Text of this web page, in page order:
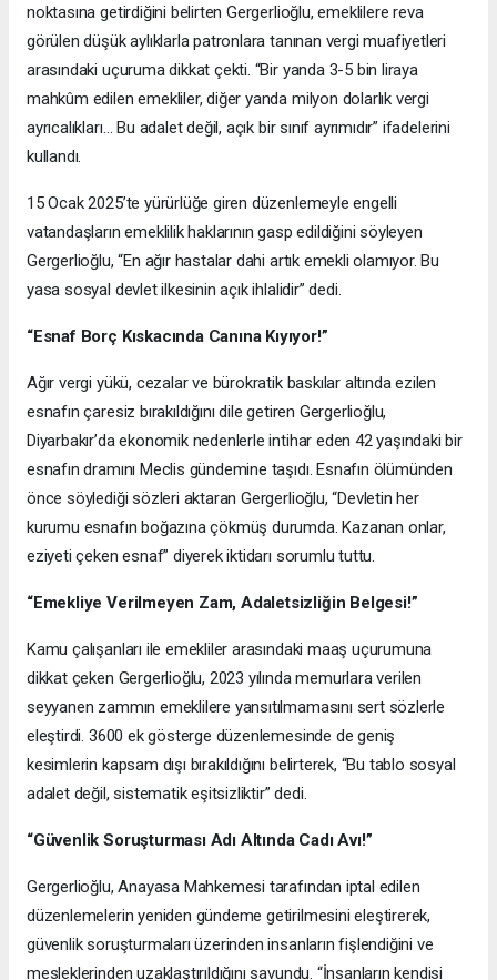
noktasına getirdiğini belirten Gergerlioğlu, emeklilere reva
görülen düşük aylıklarla patronlara tanınan vergi muafiyetleri
arasındaki uçuruma dikkat çekti. “Bir yanda 3-5 bin liraya
mahkûm edilen emekliler, diğer yanda milyon dolarlık vergi
ayrıcalıkları… Bu adalet değil, açık bir sınıf ayrımıdır” ifadelerini
kullandı.
15 Ocak 2025’te yürürlüğe giren düzenlemeyle engelli
vatandaşların emeklilik haklarının gasp edildiğini söyleyen
Gergerlioğlu, “En ağır hastalar dahi artık emekli olamıyor. Bu
yasa sosyal devlet ilkesinin açık ihlalidir” dedi.
“Esnaf Borç Kıskacında Canına Kıyıyor!”
Ağır vergi yükü, cezalar ve bürokratik baskılar altında ezilen
esnafın çaresiz bırakıldığını dile getiren Gergerlioğlu,
Diyarbakır’da ekonomik nedenlerle intihar eden 42 yaşındaki bir
esnafın dramını Meclis gündemine taşıdı. Esnafın ölümünden
önce söylediği sözleri aktaran Gergerlioğlu, “Devletin her
kurumu esnafın boğazına çökmüş durumda. Kazanan onlar,
eziyeti çeken esnaf” diyerek iktidarı sorumlu tuttu.
“Emekliye Verilmeyen Zam, Adaletsizliğin Belgesi!”
Kamu çalışanları ile emekliler arasındaki maaş uçurumuna
dikkat çeken Gergerlioğlu, 2023 yılında memurlara verilen
seyyanen zammın emeklilere yansıtılmamasını sert sözlerle
eleştirdi. 3600 ek gösterge düzenlemesinde de geniş
kesimlerin kapsam dışı bırakıldığını belirterek, “Bu tablo sosyal
adalet değil, sistematik eşitsizliktir” dedi.
“Güvenlik Soruşturması Adı Altında Cadı Avı!”
Gergerlioğlu, Anayasa Mahkemesi tarafından iptal edilen
düzenlemelerin yeniden gündeme getirilmesini eleştirerek,
güvenlik soruşturmaları üzerinden insanların fişlendiğini ve
mesleklerinden uzaklaştırıldığını savundu. “İnsanların kendisi